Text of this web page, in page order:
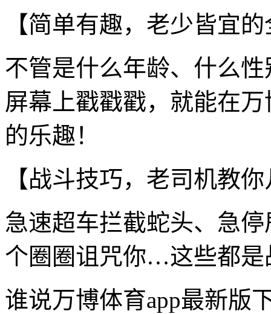
【简单有趣，老少皆宜
不管是什么年龄、什么
屏幕上戳戳戳，就能在
的乐趣！
【战斗技巧，老司机教
急速超车拦截蛇头、急
个圈圈诅咒你…这些都是
谁说万博体育app最新版